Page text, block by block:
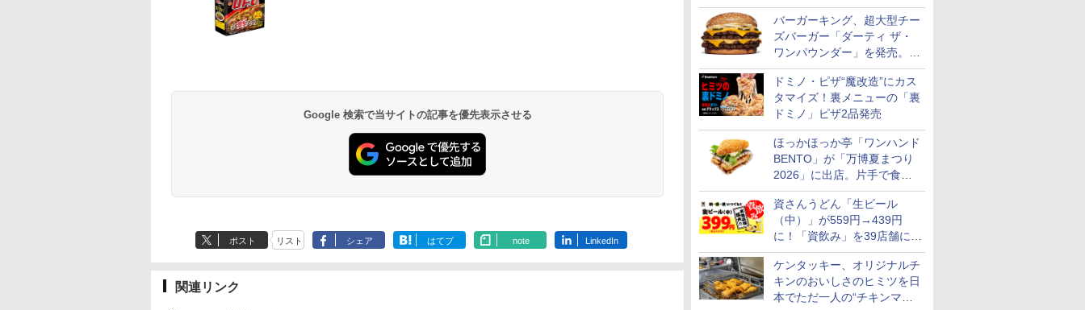
を発売。人形/家具/建物など
バーガーキング、超大型チー
ズバーガー「ダーティ ザ・
ワンパウンダー」を発売。総
カロリー約1656kcal、総重量
約527g！
ドミノ・ピザ“魔改造”にカス
タマイズ！裏メニューの「裏
ドミノ」ピザ2品発売
ほっかほっか亭「ワンハンド
BENTO」が「万博夏まつり
2026」に出店。片手で食べ
られる海苔弁や和牛きんぴら
を販売
資さんうどん「生ビール
（中）」が559円→439円
に！「資飲み」を39店舗に拡
大
ケンタッキー、オリジナルチ
キンのおいしさのヒミツを日
本でただ一人の“チキンマイ
Google 検索で当サイトの記事を優先表示させる
ポスト リスト シェア はてブ note LinkedIn
関連リンク